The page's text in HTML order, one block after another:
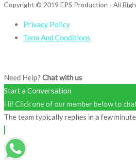
Copyright © 2019 EPS Production - All
Privacy Policy
Term And Conditions
Need Help? Chat with us
Start a Conversation
Hi! Click one of our member below to
The team typically replies in a few